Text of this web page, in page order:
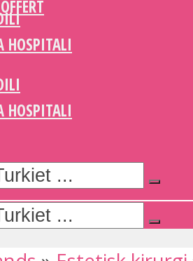
HOSPITALI
HOSPITALI